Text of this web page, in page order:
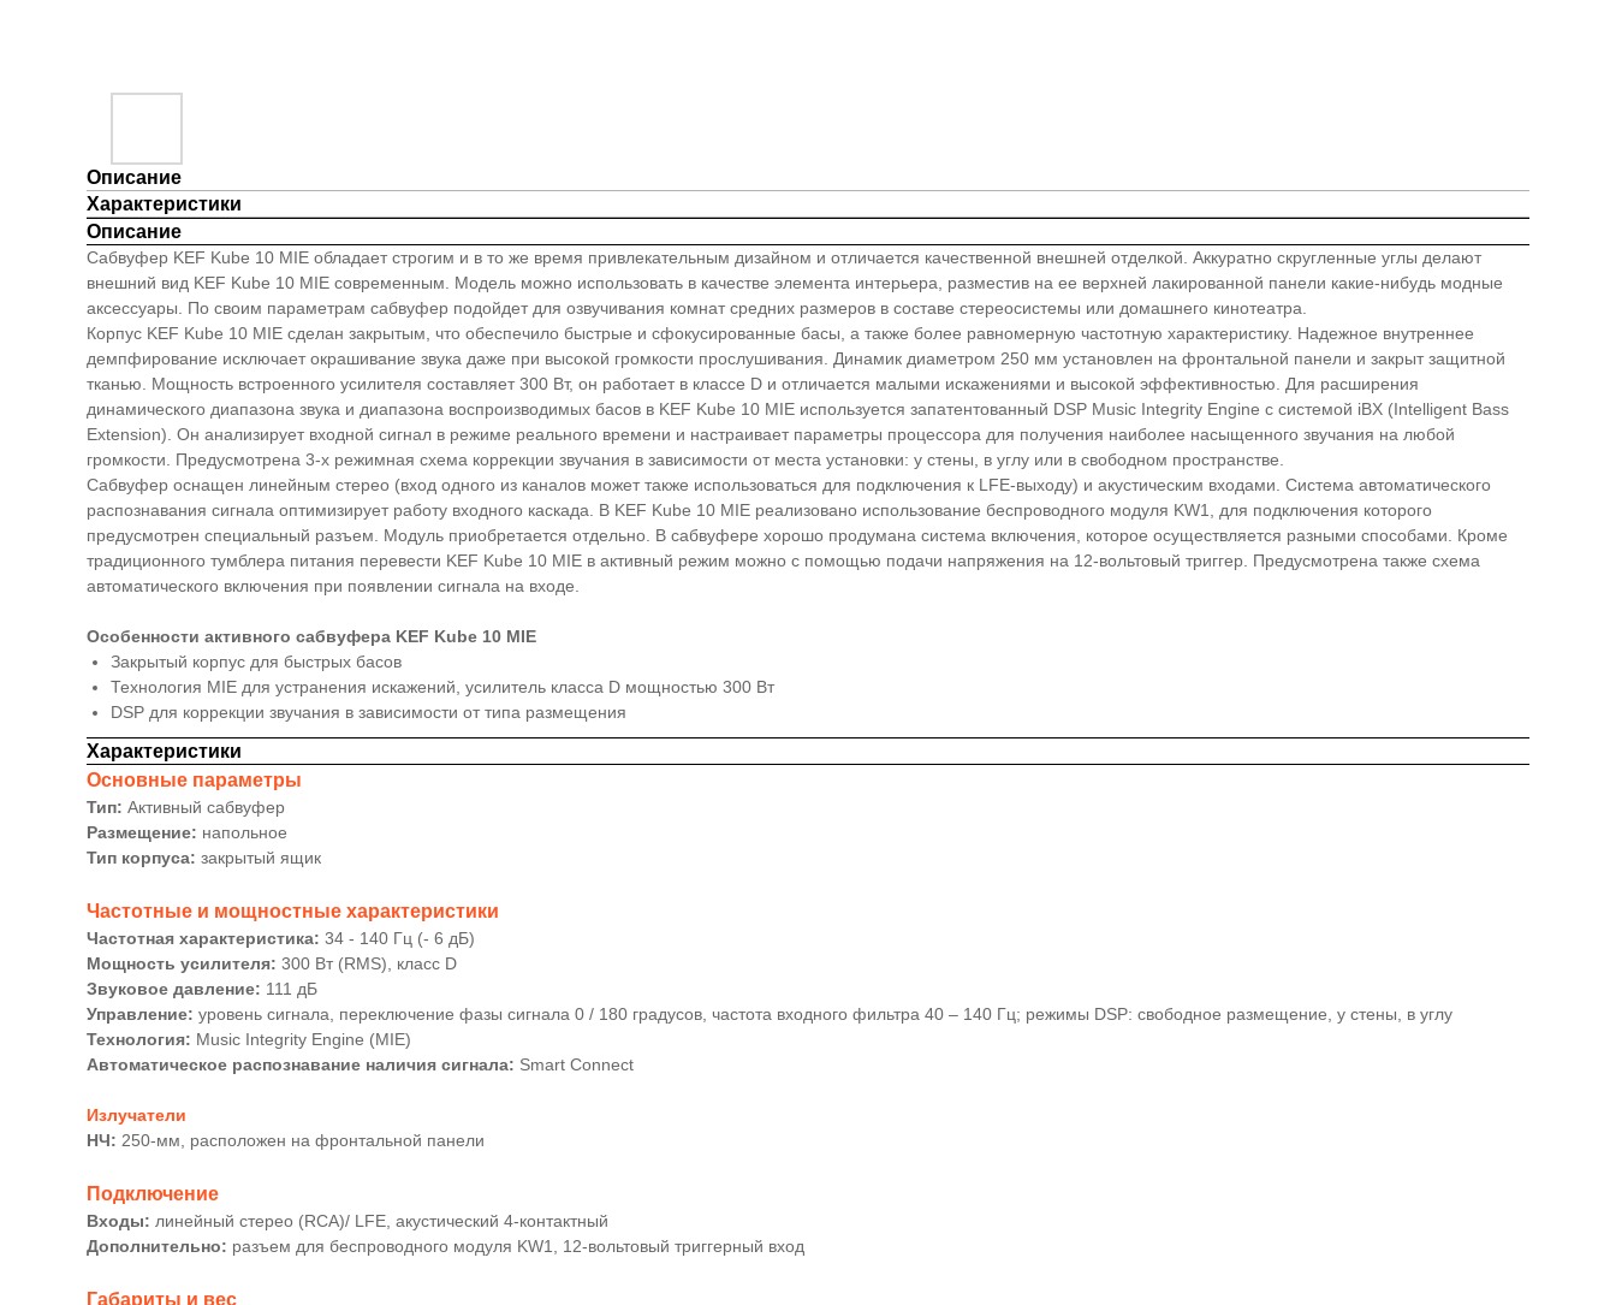
Описание
Характеристики
Описание
Сабвуфер KEF Kube 10 MIE обладает строгим и в то же время привлекательным дизайном и отличается качественной внешней отделкой. Аккуратно скругленные углы делают
внешний вид KEF Kube 10 MIE современным. Модель можно использовать в качестве элемента интерьера, разместив на ее верхней лакированной панели какие-нибудь модные
аксессуары. По своим параметрам сабвуфер подойдет для озвучивания комнат средних размеров в составе стереосистемы или домашнего кинотеатра.
Корпус KEF Kube 10 MIE сделан закрытым, что обеспечило быстрые и сфокусированные басы, а также более равномерную частотную характеристику. Надежное внутреннее
демпфирование исключает окрашивание звука даже при высокой громкости прослушивания. Динамик диаметром 250 мм установлен на фронтальной панели и закрыт защитной
тканью. Мощность встроенного усилителя составляет 300 Вт, он работает в классе D и отличается малыми искажениями и высокой эффективностью. Для расширения
динамического диапазона звука и диапазона воспроизводимых басов в KEF Kube 10 MIE используется запатентованный DSP Music Integrity Engine с системой iBX (Intelligent Bass
Extension). Он анализирует входной сигнал в режиме реального времени и настраивает параметры процессора для получения наиболее насыщенного звучания на любой
громкости. Предусмотрена 3-х режимная схема коррекции звучания в зависимости от места установки: у стены, в углу или в свободном пространстве.
Сабвуфер оснащен линейным стерео (вход одного из каналов может также использоваться для подключения к LFE-выходу) и акустическим входами. Система автоматического
распознавания сигнала оптимизирует работу входного каскада. В KEF Kube 10 MIE реализовано использование беспроводного модуля KW1, для подключения которого
предусмотрен специальный разъем. Модуль приобретается отдельно. В сабвуфере хорошо продумана система включения, которое осуществляется разными способами. Кроме
традиционного тумблера питания перевести KEF Kube 10 MIE в активный режим можно с помощью подачи напряжения на 12-вольтовый триггер. Предусмотрена также схема
автоматического включения при появлении сигнала на входе.
Особенности активного сабвуфера KEF Kube 10 MIE
Закрытый корпус для быстрых басов
Технология MIE для устранения искажений, усилитель класса D мощностью 300 Вт
DSP для коррекции звучания в зависимости от типа размещения
Характеристики
Основные параметры
Тип: Активный сабвуфер
Размещение: напольное
Тип корпуса: закрытый ящик
Частотные и мощностные характеристики
Частотная характеристика: 34 - 140 Гц (- 6 дБ)
Мощность усилителя: 300 Вт (RMS), класс D
Звуковое давление: 111 дБ
Управление: уровень сигнала, переключение фазы сигнала 0 / 180 градусов, частота входного фильтра 40 – 140 Гц; режимы DSP: свободное размещение, у стены, в углу
Технология: Music Integrity Engine (MIE)
Автоматическое распознавание наличия сигнала: Smart Connect
Излучатели
НЧ: 250-мм, расположен на фронтальной панели
Подключение
Входы: линейный стерео (RCA)/ LFE, акустический 4-контактный
Дополнительно: разъем для беспроводного модуля KW1, 12-вольтовый триггерный вход
Габариты и вес